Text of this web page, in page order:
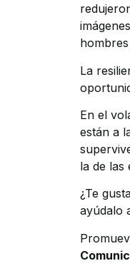
La
En el
están a
la de las
¿Te
ayúdalo